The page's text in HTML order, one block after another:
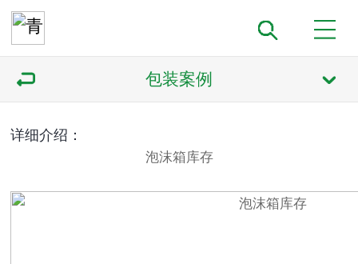
包装案例
详细介绍：
泡沫箱库存